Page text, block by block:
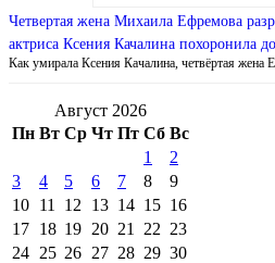
Четвертая жена Михаила Ефремова
актриса Ксения Качалина похоронила
Как умирала Ксения Качалина, четвёртая жена
Август 2026
Пн Вт Ср Чт Пт Сб Вс
1
2
3
4 5 6 7 8
9
10 11 12 13 14 15 16
17 18 19 20 21 22 23
24 25 26 27 28 29 30